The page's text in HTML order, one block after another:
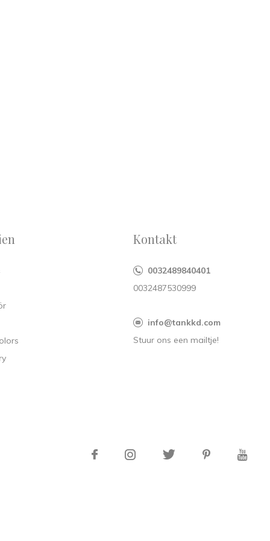
Kontakt
0032489840401
0032487530999
info@tankkd.com
Stuur ons een mailtje!